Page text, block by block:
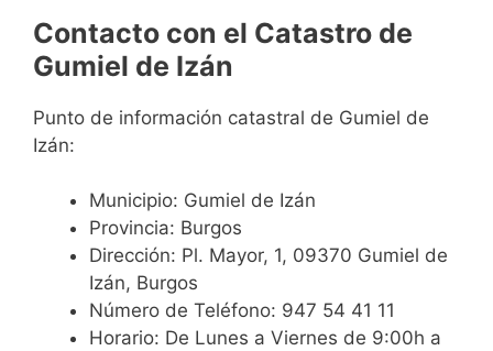
Contacto con el Catastro de
Gumiel de Izán
Punto de información catastral de Gumiel de
Izán:
Municipio: Gumiel de Izán
Provincia: Burgos
Dirección: Pl. Mayor, 1, 09370 Gumiel de
Izán, Burgos
Número de Teléfono: 947 54 41 11
Horario: De Lunes a Viernes de 9:00h a